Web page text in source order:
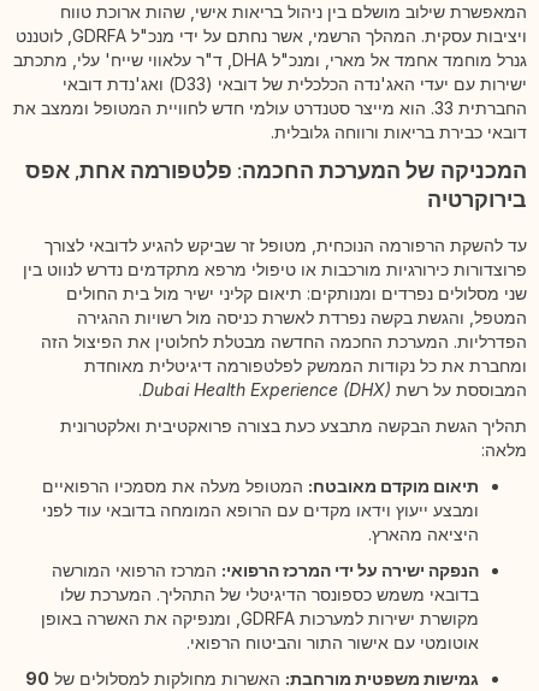
המאפשרת שילוב מושלם בין ניהול בריאות אישי, שהות ארוכת טווח
ויציבות עסקית. המהלך הרשמי, אשר נחתם על ידי מנכ"ל GDRFA, לוטננט
גנרל מוחמד אחמד אל מארי, ומנכ"ל DHA, ד"ר עלאווי שייח' עלי, מתכתב
ישירות עם יעדי האג'נדה הכלכלית של דובאי (D33) ואג'נדת דובאי
החברתית 33. הוא מייצר סטנדרט עולמי חדש לחוויית המטופל וממצב את
דובאי כבירת בריאות ורווחה גלובלית.
המכניקה של המערכת החכמה: פלטפורמה אחת, אפס
בירוקרטיה
עד להשקת הרפורמה הנוכחית, מטופל זר שביקש להגיע לדובאי לצורך
פרוצדורות כירורגיות מורכבות או טיפולי מרפא מתקדמים נדרש לנווט בין
שני מסלולים נפרדים ומנותקים: תיאום קליני ישיר מול בית החולים
המטפל, והגשת בקשה נפרדת לאשרת כניסה מול רשויות ההגירה
הפדרליות. המערכת החכמה החדשה מבטלת לחלוטין את הפיצול הזה
ומחברת את כל נקודות הממשק לפלטפורמה דיגיטלית מאוחדת
המבוססת על רשת Dubai Health Experience (DHX)
.
תהליך הגשת הבקשה מתבצע כעת בצורה פרואקטיבית ואלקטרונית
מלאה:
תיאום מוקדם מאובטח: המטופל מעלה את מסמכיו הרפואיים
ומבצע ייעוץ וידאו מקדים עם הרופא המומחה בדובאי עוד לפני
היציאה מהארץ.
הנפקה ישירה על ידי המרכז הרפואי: המרכז הרפואי המורשה
בדובאי משמש כספונסר הדיגיטלי של התהליך. המערכת שלו
מקושרת ישירות למערכות GDRFA, ומנפיקה את האשרה באופן
אוטומטי עם אישור התור והביטוח הרפואי.
גמישות משפטית מורחבת: האשרות מחולקות למסלולים של 90